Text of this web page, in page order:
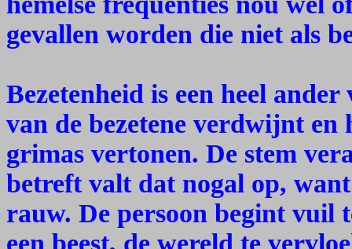
gevallen worden die niet als
Bezetenheid is een heel
van de bezetene verdwijnt en
grimas vertonen. De stem
betreft valt dat nogal op,
rauw. De persoon begint vuil